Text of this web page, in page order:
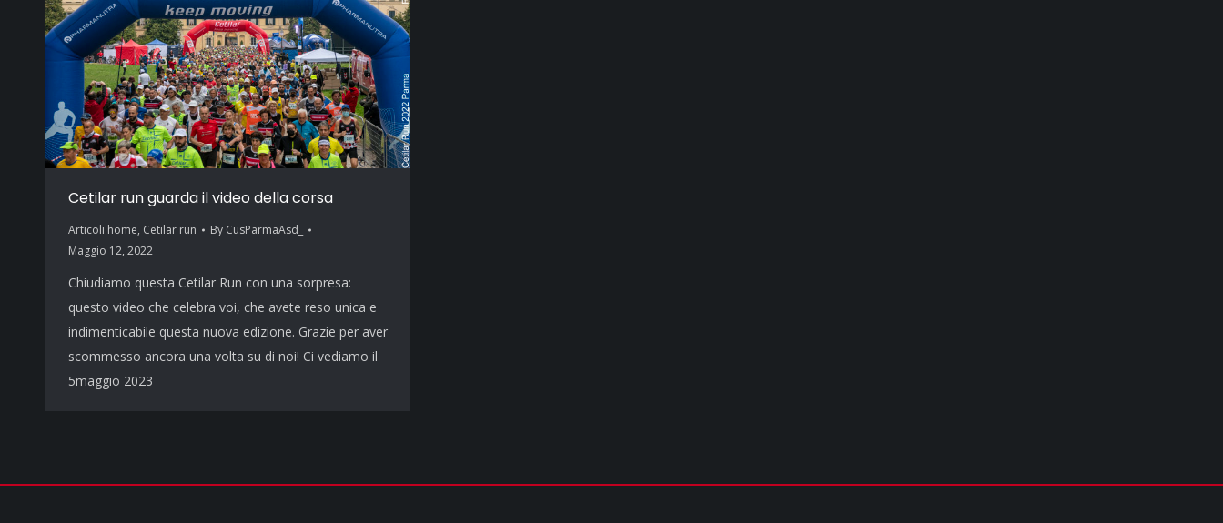
Cetilar run guarda il video della corsa
Articoli home, Cetilar run By CusParmaAsd_
Maggio 12, 2022
Chiudiamo questa Cetilar Run con una sorpresa:
questo video che celebra voi, che avete reso unica e
indimenticabile questa nuova edizione. Grazie per aver
scommesso ancora una volta su di noi! Ci vediamo il
5maggio 2023